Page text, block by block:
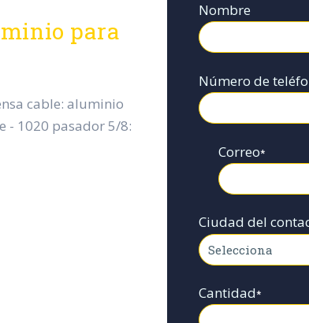
para
cable: aluminio
- 1020 pasador 5/8:
Nombre
Número de
Correo*
Ciudad del
Cantidad*